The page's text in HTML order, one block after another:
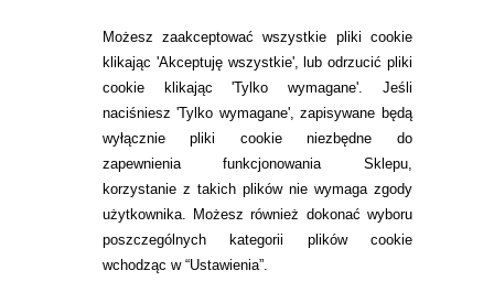
Możesz zaakceptować wszystkie pliki cookie
klikając 'Akceptuję wszystkie', lub odrzucić pliki
cookie klikając 'Tylko wymagane'. Jeśli
naciśniesz 'Tylko wymagane', zapisywane będą
wyłącznie pliki cookie niezbędne do
zapewnienia funkcjonowania Sklepu,
korzystanie z takich plików nie wymaga zgody
użytkownika. Możesz również dokonać wyboru
poszczególnych kategorii plików cookie
wchodząc w “Ustawienia”.
SOCZEWKI KOLOROWE
Zwrot (odstąpienie od umowy)
ZMIEŃ USTAWIENIA ZGODY NA CIASTECZKA
KONTAKT
telefon:
22 113 44 42
telefon:
732 08 08 72